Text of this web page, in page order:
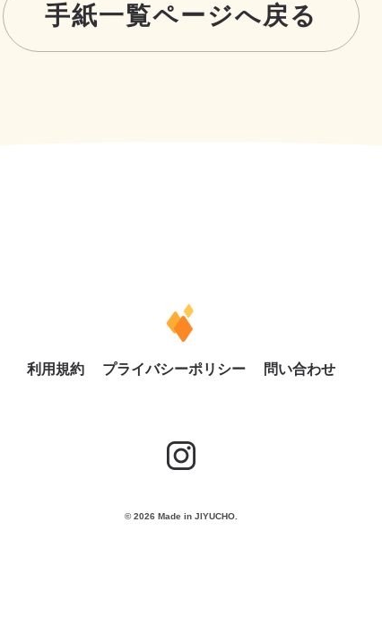
手紙一覧ページへ戻る
利用規約 プライバシーポリシー 問い合わせ
© 2026 Made in JIYUCHO.